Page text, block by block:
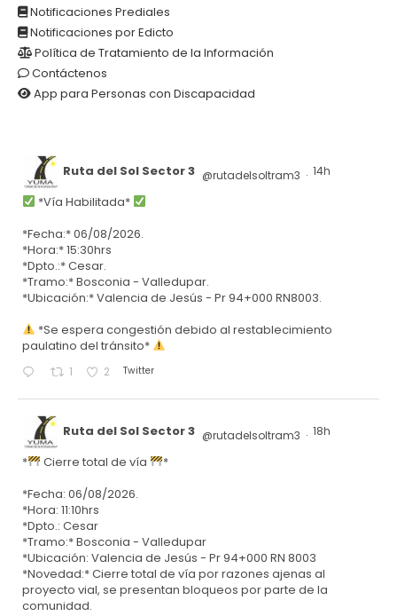
Notificaciones Prediales
Notificaciones por Edicto
Política de Tratamiento de la Información
Contáctenos
App para Personas con Discapacidad
Ruta del Sol Sector 3 @rutadelsoltram3 · 14h
*Vía Habilitada*
*Fecha:* 06/08/2026.
*Hora:* 15:30hrs
*Dpto.:* Cesar.
*Tramo:* Bosconia - Valledupar.
*Ubicación:* Valencia de Jesús - Pr 94+000 RN8003.
*Se espera congestión debido al restablecimiento
paulatino del tránsito*
1 2 Twitter
Ruta del Sol Sector 3 @rutadelsoltram3 · 18h
* Cierre total de vía
*
*Fecha: 06/08/2026.
*Hora: 11:10hrs
*Dpto.: Cesar
*Tramo:* Bosconia - Valledupar
*Ubicación: Valencia de Jesús - Pr 94+000 RN 8003
*Novedad:* Cierre total de vía por razones ajenas al
proyecto vial, se presentan bloqueos por parte de la
comunidad.